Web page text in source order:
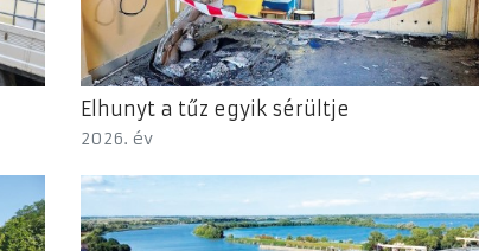
Elhunyt a tűz egyik sérültje
2026. év